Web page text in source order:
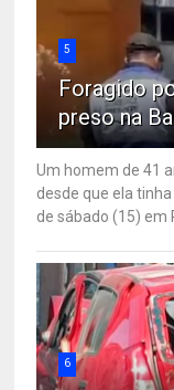
5
Foragido
preso na
Um homem de 41
desde que ela
de sábado (15) em
6